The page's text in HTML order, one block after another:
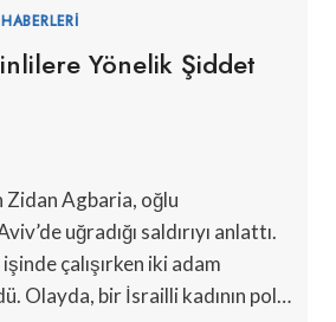
Yönelik Şiddet
Zidan Agbaria, oğlu
uğradığı saldırıyı anlattı.
çalışırken iki adam
Olayda, bir İsrailli kadının pol…